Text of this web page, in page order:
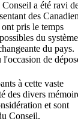
a été ravi
des
pris le temps
du système
du pays.
de
à cette vaste
des divers
et sont
Conseil.